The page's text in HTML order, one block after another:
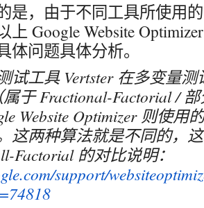
是，由于不同工具所使用
上 Google Website
体问题具体分析。
试工具 Vertster 在多变量
属于 Fractional-Factorial /
Website Optimizer 则使用
这两种算法就是不同的，
Factorial 的对比说明：
support/